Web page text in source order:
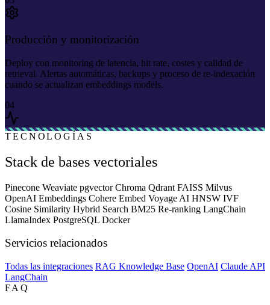
Producción y monitorización
Deploy con monitoring de latencia, hit rate, costes y calidad de
retrieval. Alertas automáticas, backups y proceso de re-indexación
cuando se actualizan embeddings models.
04
TECNOLOGÍAS
Stack de bases vectoriales
Pinecone Weaviate pgvectorChroma Qdrant FAISS Milvus
OpenAI Embeddings Cohere Embed Voyage AI HNSW IVF
Cosine Similarity Hybrid Search BM25 Re-ranking LangChain
LlamaIndex PostgreSQL Docker
Servicios relacionados
Todas las integraciones RAG Knowledge Base OpenAI Claude API
LangChain
FAQ